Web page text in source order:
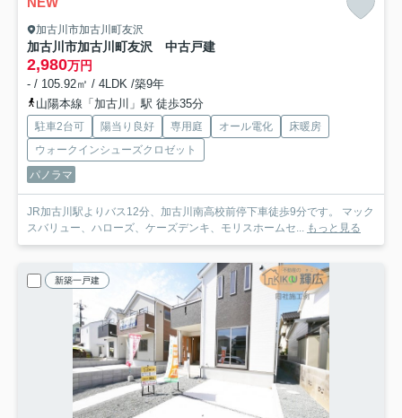
加古川市加古川町友沢
加古川市加古川町友沢 中古戸建
2,980万円
- / 105.92㎡ / 4LDK /築9年
山陽本線「加古川」駅 徒歩35分
駐車2台可 陽当り良好 専用庭 オール電化
床暖房
ウォークインシューズクロゼット
パノラマ
JR加古川駅よりバス12分、加古川南高校前停下車徒歩9分です。 マック
スバリュー、ハローズ、ケーズデンキ、モリスホームセ... もっと見る
新築一戸建